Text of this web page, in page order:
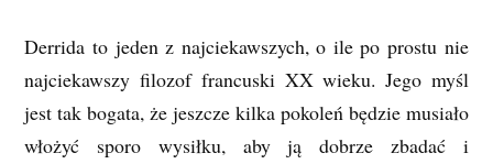
Derrida to jeden z najciekawszych, o ile po prostu nie
najciekawszy filozof francuski XX wieku. Jego myśl
jest tak bogata, że jeszcze kilka pokoleń będzie musiało
włożyć sporo wysiłku, aby ją dobrze zbadać i